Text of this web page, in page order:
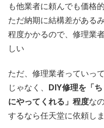
も他業者に頼んでも価格
ただ納期に結構差がある
程度かかるので、修理業
しい
ただ、修理業者っていっ
じゃなく、
DIY修理を「
にやってくれる」程度な
するなら任天堂に依頼し